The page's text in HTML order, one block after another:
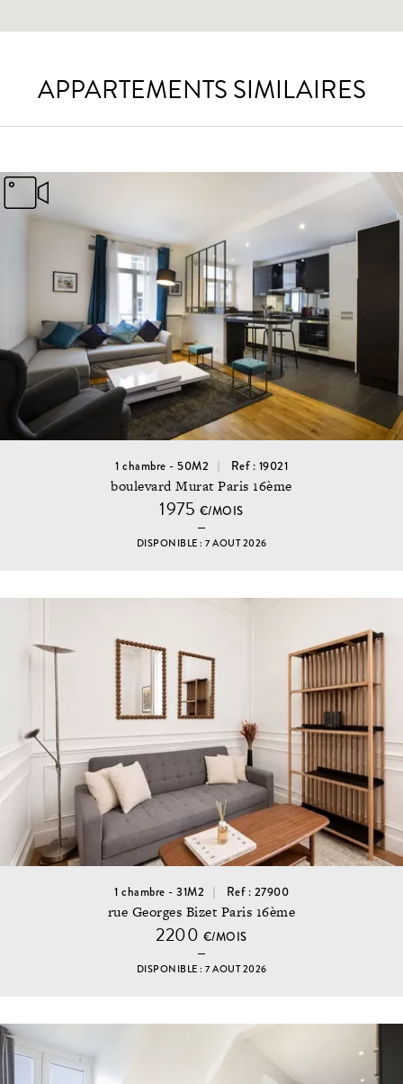
APPARTEMENTS SIMILAIRES
1 chambre - 50M2 Ref : 19021
boulevard Murat Paris 16ème
1975 €/MOIS
DISPONIBLE : 7 AOUT 2026
1 chambre - 31M2 Ref : 27900
rue Georges Bizet Paris 16ème
2200 €/MOIS
DISPONIBLE : 7 AOUT 2026